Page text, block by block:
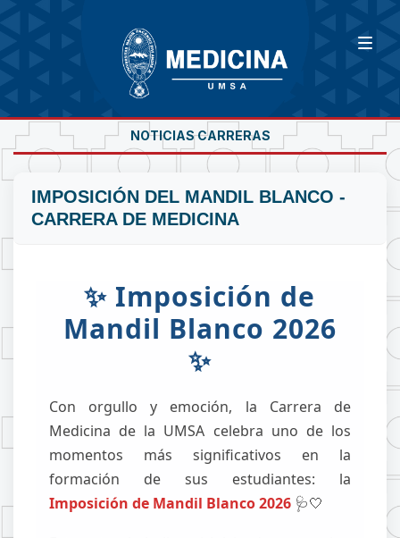
NOTICIAS CARRERAS
IMPOSICIÓN DEL MANDIL BLANCO -
CARRERA DE MEDICINA
✨ Imposición de
Mandil Blanco 2026
✨
Con orgullo y emoción, la Carrera de
Medicina de la UMSA celebra uno de los
momentos más significativos en la
formación de sus estudiantes: la
Imposición de Mandil Blanco 2026🩺🤍